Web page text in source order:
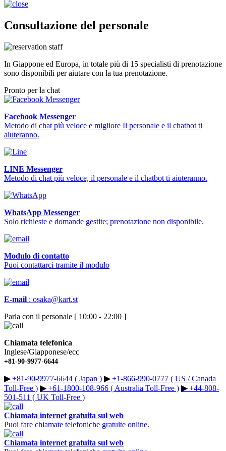
Consultazione del personale
In Giappone ed Europa, in totale più di 15 specialisti di prenotazione
sono disponibili per aiutare con la tua prenotazione.
Pronto per la chat
Facebook Messenger
Metodo di chat più veloce e migliore Il personale e il chatbot ti
aiuteranno.
LINE Messenger
Metodo di chat più veloce, il personale e il chatbot ti aiuteranno.
WhatsApp Messenger
Solo richieste e domande gestite; prenotazione non disponibile.
Modulo di contatto
Puoi contattarci tramite il modulo
E-mail : osaka@kart.st
Parla con il personale [ 10:00 - 22:00 ]
Chiamata telefonica
Inglese/Giapponese/ecc
+81-90-9977-6644
▶︎+81-90-9977-6644 ( Japan ) ▶︎+1-866-990-0777 ( US / Canada
Toll-Free ) ▶︎+61-1800-108-966 ( Australia Toll-Free ) ▶︎+44-808-
501-511 ( UK Toll-Free )
Chiamata internet gratuita sul web
Puoi fare chiamate telefoniche gratuite online.
Chiamata internet gratuita sul web